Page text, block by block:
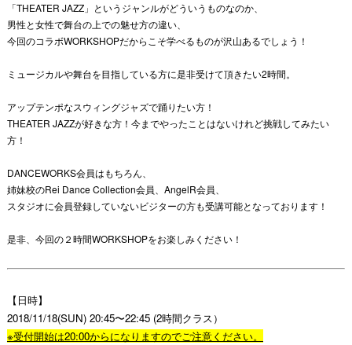
「THEATER JAZZ」というジャンルがどういうものなのか、
男性と女性で舞台の上での魅せ方の違い、
今回のコラボWORKSHOPだからこそ学べるものが沢山あるでしょう！
ミュージカルや舞台を目指している方に是非受けて頂きたい2時間。
アップテンポなスウィングジャズで踊りたい方！
THEATER JAZZが好きな方！今までやったことはないけれど挑戦してみたい
方！
DANCEWORKS会員はもちろん、
姉妹校のRei Dance Collection会員、AngelR会員、
スタジオに会員登録していないビジターの方も受講可能となっております！
是非、今回の２時間WORKSHOPをお楽しみください！
【日時】
2018/11/18(SUN) 20:45〜22:45 (2時間クラス）
※受付開始は20:00からになりますのでご注意ください。